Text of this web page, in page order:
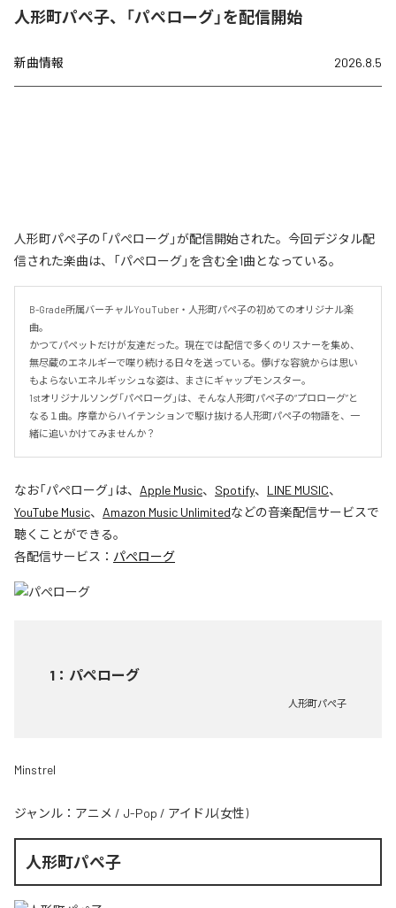
人形町パぺ子、「パぺローグ」を配信開始
新曲情報 2026.8.5
人形町パぺ子の「パぺローグ」が配信開始された。今回デジタル配
信された楽曲は、「パぺローグ」を含む全1曲となっている。
B-Grade所属バーチャルYouTuber・人形町パペ子の初めてのオリジナル楽
曲。
かつてパペットだけが友達だった。現在では配信で多くのリスナーを集め、
無尽蔵のエネルギーで喋り続ける日々を送っている。儚げな容貌からは思い
もよらないエネルギッシュな姿は、まさにギャップモンスター。
1stオリジナルソング「パペローグ」は、そんな人形町パペ子の“プロローグ”と
なる１曲。序章からハイテンションで駆け抜ける人形町パペ子の物語を、一
緒に追いかけてみませんか？
なお「パぺローグ」は、 Apple Music、 Spotify、 LINE MUSIC、
YouTube Music、 Amazon Music Unlimitedなどの音楽配信サービスで
聴くことができる。
各配信サービス： パぺローグ
1 ： パぺローグ
人形町パぺ子
Minstrel
ジャンル： アニメ / J-Pop / アイドル(女性)
人形町パぺ子